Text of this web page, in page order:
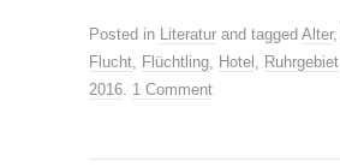
Posted in Literatur and tagged Alter,
Flucht
Flüchtling Hotel Ruhrgebiet
2016 1 Comment